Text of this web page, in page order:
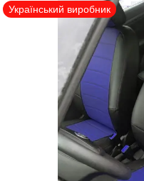
Український виробник